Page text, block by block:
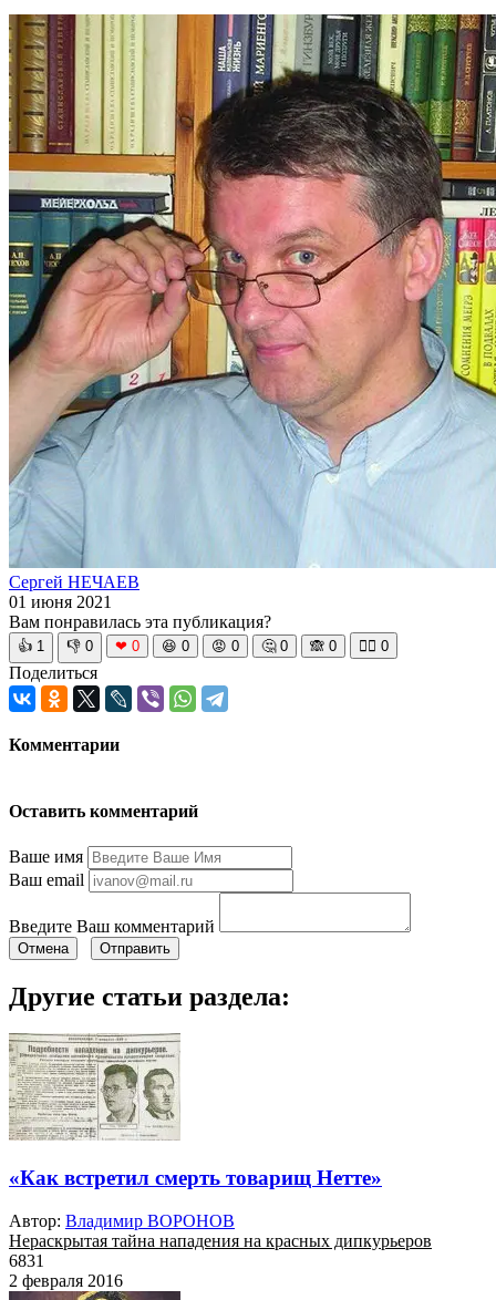
Сергей НЕЧАЕВ
01 июня 2021
Вам понравилась эта публикация?
👍 1 👎 0 ❤ 0 😆 0 😡 0 🤔 0 🙈 0 🧘‍♀️ 0
Поделиться
Комментарии
Оставить комментарий
Ваше имя
Ваш email
Введите Ваш комментарий
Отмена Отправить
Другие статьи раздела:
«Как встретил смерть товарищ Нетте»
Автор: Владимир ВОРОНОВ
Нераскрытая тайна нападения на красных дипкурьеров
6831
2 февраля 2016